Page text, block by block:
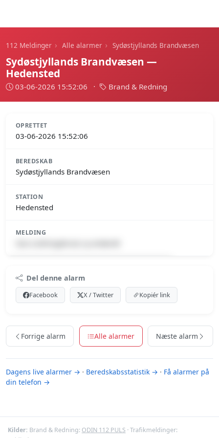
112 Meldinger › Alle alarmer › Sydøstjyllands Brandvæsen
Sydøstjyllands Brandvæsen —
Hedensted
03-06-2026 15:52:06 · Brand & Redning
OPRETTET
03-06-2026 15:52:06
BEREDSKAB
Sydøstjyllands Brandvæsen
STATION
Hedensted
MELDING
Premium indhold
Log ind med Premium for at se meldingen.
Se Premium-muligheder
Del denne alarm
Facebook X / Twitter Kopiér link
Forrige alarm Alle alarmer Næste alarm
Dagens live alarmer → · Beredskabsstatistik → · Få alarmer på
din telefon →
Kilder: Brand & Redning: ODIN 112 PULS · Trafikmeldinger: